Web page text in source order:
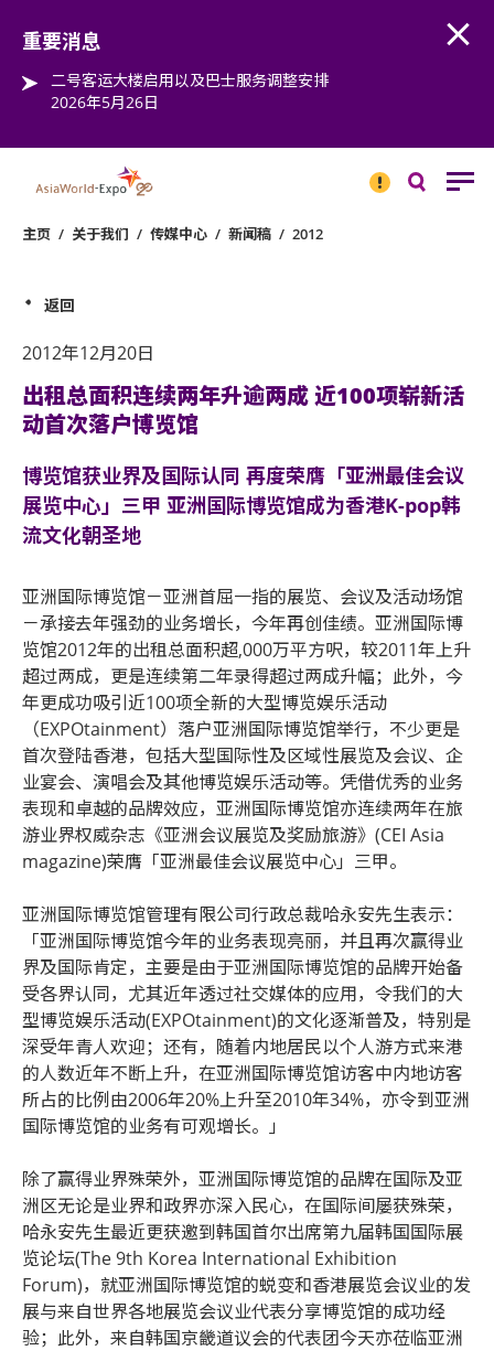
重要消息
二号客运大楼启用以及巴士服务调整安排
2026年5月26日
消息
主页 / 关于我们 / 传媒中心 / 新闻稿 / 2012
返回
2012年12月20日
出租总面积连续两年升逾两成 近100项崭新活
动首次落户博览馆
博览馆获业界及国际认同 再度荣膺「亚洲最佳会议
展览中心」三甲 亚洲国际博览馆成为香港K-pop韩
流文化朝圣地
亚洲国际博览馆－亚洲首屈一指的展览、会议及活动场馆
－承接去年强劲的业务增长，今年再创佳绩。亚洲国际博
览馆2012年的出租总面积超,000万平方呎，较2011年上升
超过两成，更是连续第二年录得超过两成升幅；此外，今
年更成功吸引近100项全新的大型博览娱乐活动
（EXPOtainment）落户亚洲国际博览馆举行，不少更是
首次登陆香港，包括大型国际性及区域性展览及会议、企
业宴会、演唱会及其他博览娱乐活动等。凭借优秀的业务
表现和卓越的品牌效应，亚洲国际博览馆亦连续两年在旅
游业界权威杂志《亚洲会议展览及奖励旅游》(CEI Asia
magazine)荣膺「亚洲最佳会议展览中心」三甲。
亚洲国际博览馆管理有限公司行政总裁哈永安先生表示：
「亚洲国际博览馆今年的业务表现亮丽，并且再次赢得业
界及国际肯定，主要是由于亚洲国际博览馆的品牌开始备
受各界认同，尤其近年透过社交媒体的应用，令我们的大
型博览娱乐活动(EXPOtainment)的文化逐渐普及，特别是
深受年青人欢迎；还有，随着内地居民以个人游方式来港
的人数近年不断上升，在亚洲国际博览馆访客中内地访客
所占的比例由2006年20%上升至2010年34%，亦令到亚洲
国际博览馆的业务有可观增长。」
除了赢得业界殊荣外，亚洲国际博览馆的品牌在国际及亚
洲区无论是业界和政界亦深入民心，在国际间屡获殊荣，
哈永安先生最近更获邀到韩国首尔出席第九届韩国国际展
览论坛(The 9th Korea International Exhibition
Forum)，就亚洲国际博览馆的蜕变和香港展览会议业的发
展与来自世界各地展览会议业代表分享博览馆的成功经
验；此外，来自韩国京畿道议会的代表团今天亦莅临亚洲